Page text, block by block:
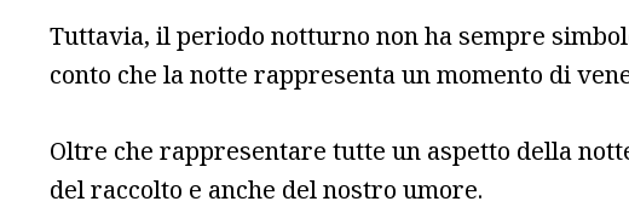
Tuttavia, il periodo notturno non ha sempre
conto che la notte rappresenta un momento di
Oltre che rappresentare tutte un aspetto della
del raccolto e anche del nostro umore.